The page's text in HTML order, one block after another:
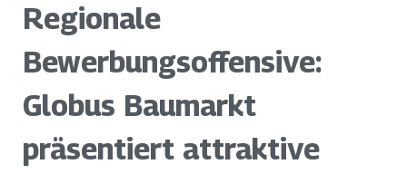
Regionale
Bewerbungsoffensive:
Globus Baumarkt
präsentiert attraktive